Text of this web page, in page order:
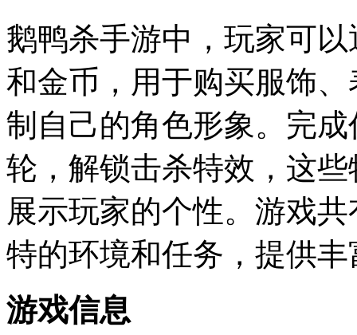
鹅鸭杀手游中，玩家可
和金币，用于购买服饰
制自己的角色形象。完
轮，解锁击杀特效，这
展示玩家的个性。游戏
特的环境和任务，提供
游戏信息